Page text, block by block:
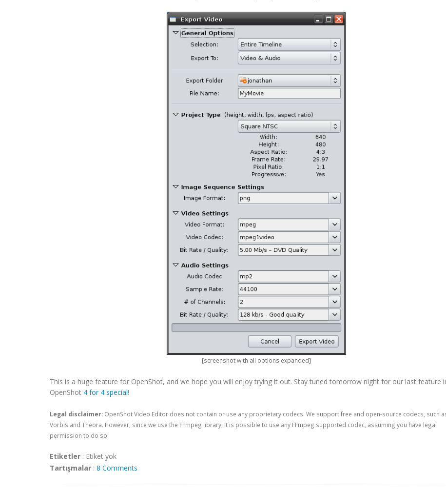
[screenshot with all options expanded]
This is a huge feature for OpenShot, and we hope you will enjoy trying it out. Stay tuned tomorrow night for our last feature
OpenShot 4 for 4 special!
Legal disclaimer: OpenShot Video Editor does not contain or use any proprietary codecs. We support free and open-source codecs, such
Vorbis and Theora. However, since we use the FFmpeg library, it is possible to use any FFmpeg supported codec, assuming you have legal
permission to do so.
Etiketler : Etiket yok
Tartışmalar : 8 Comments